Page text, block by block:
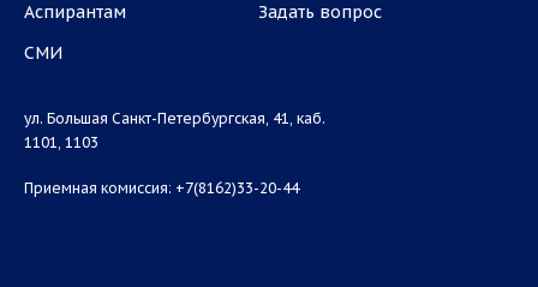
Аспирантам
СМИ
Задать вопрос
ул. Большая Санкт-Петербургская, 41, каб.
1101, 1103
Приемная комиссия: +7(8162)33-20-44